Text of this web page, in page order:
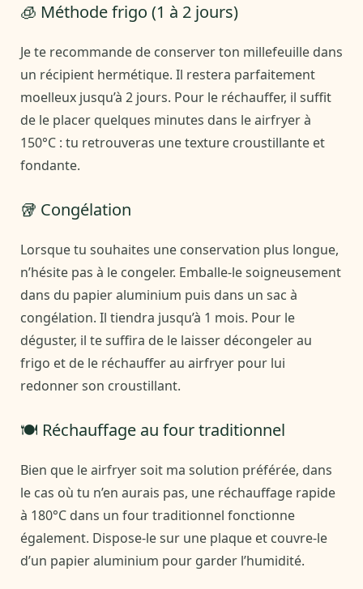
🧊 Méthode frigo (1 à 2 jours)
Je te recommande de conserver ton millefeuille dans
un récipient hermétique. Il restera parfaitement
moelleux jusqu’à 2 jours. Pour le réchauffer, il suffit
de le placer quelques minutes dans le airfryer à
150°C : tu retrouveras une texture croustillante et
fondante.
🥡 Congélation
Lorsque tu souhaites une conservation plus longue,
n’hésite pas à le congeler. Emballe-le soigneusement
dans du papier aluminium puis dans un sac à
congélation. Il tiendra jusqu’à 1 mois. Pour le
déguster, il te suffira de le laisser décongeler au
frigo et de le réchauffer au airfryer pour lui
redonner son croustillant.
🍽️ Réchauffage au four traditionnel
Bien que le airfryer soit ma solution préférée, dans
le cas où tu n’en aurais pas, une réchauffage rapide
à 180°C dans un four traditionnel fonctionne
également. Dispose-le sur une plaque et couvre-le
d’un papier aluminium pour garder l’humidité.